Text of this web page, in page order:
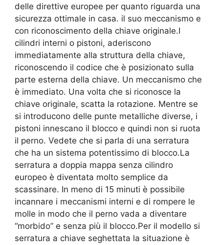
delle direttive europee per quanto riguarda una
sicurezza ottimale in casa. il suo meccanismo e
con riconoscimento della chiave originale.I
cilindri interni o pistoni, aderiscono
immediatamente alla struttura della chiave,
riconoscendo il codice che è posizionato sulla
parte esterna della chiave. Un meccanismo che
è immediato. Una volta che si riconosce la
chiave originale, scatta la rotazione. Mentre se
si introducono delle punte metalliche diverse, i
pistoni innescano il blocco e quindi non si ruota
il perno. Vedete che si parla di una serratura
che ha un sistema potentissimo di blocco.La
serratura a doppia mappa senza cilindro
europeo è diventata molto semplice da
scassinare. In meno di 15 minuti è possibile
incannare i meccanismi interni e di rompere le
molle in modo che il perno vada a diventare
“morbido” e senza più il blocco.Per il modello si
serratura a chiave seghettata la situazione è